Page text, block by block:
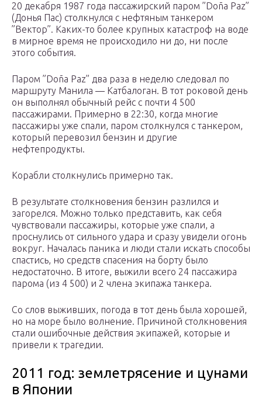
20 декабря 1987 года пассажирский паром ”Doña Paz”
(Донья Пас) столкнулся с нефтяным танкером
”Вектор”. Каких-то более крупных катастроф на воде
в мирное время не происходило ни до, ни после
этого события.
Паром ”Doña Paz” два раза в неделю следовал по
маршруту Манила — Катбалоган. В тот роковой день
он выполнял обычный рейс с почти 4 500
пассажирами. Примерно в 22:30, когда многие
пассажиры уже спали, паром столкнулся с танкером,
который перевозил бензин и другие
нефтепродукты.
Корабли столкнулись примерно так.
В результате столкновения бензин разлился и
загорелся. Можно только представить, как себя
чувствовали пассажиры, которые уже спали, а
проснулись от сильного удара и сразу увидели огонь
вокруг. Началась паника и люди стали искать способы
спастись, но средств спасения на борту было
недостаточно. В итоге, выжили всего 24 пассажира
парома (из 4 500) и 2 члена экипажа танкера.
Со слов выживших, погода в тот день была хорошей,
но на море было волнение. Причиной столкновения
стали ошибочные действия экипажей, которые и
привели к трагедии.
2011 год: землетрясение и цунами
в Японии